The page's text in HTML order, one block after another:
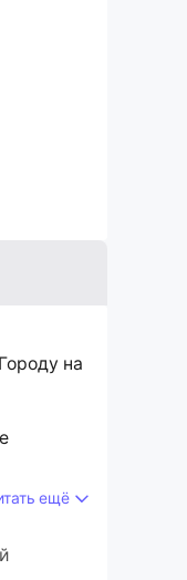
на
и
ещё